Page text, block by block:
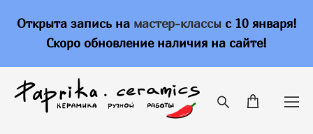
Открыта запись на мастер-классыс 10 января!
Скоро обновление наличия на сайте!